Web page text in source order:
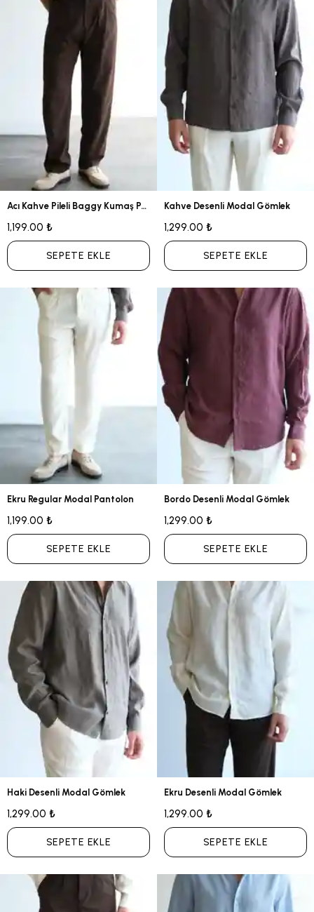
Acı Kahve Pileli Baggy Kumaş Pantolon
1,199.00 ₺
SEPETE EKLE
Kahve Desenli Modal Gömlek
1,299.00 ₺
SEPETE EKLE
Ekru Regular Modal Pantolon
1,199.00 ₺
SEPETE EKLE
Bordo Desenli Modal Gömlek
1,299.00 ₺
SEPETE EKLE
Haki Desenli Modal Gömlek
1,299.00 ₺
SEPETE EKLE
Ekru Desenli Modal Gömlek
1,299.00 ₺
SEPETE EKLE